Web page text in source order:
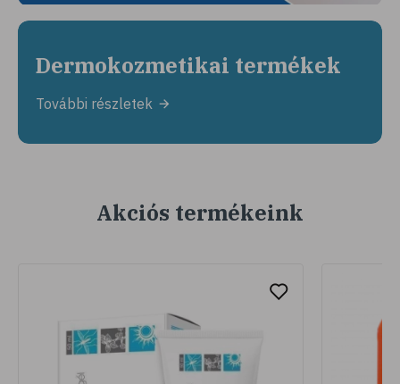
Dermokozmetikai termékek
További részletek
Akciós termékeink